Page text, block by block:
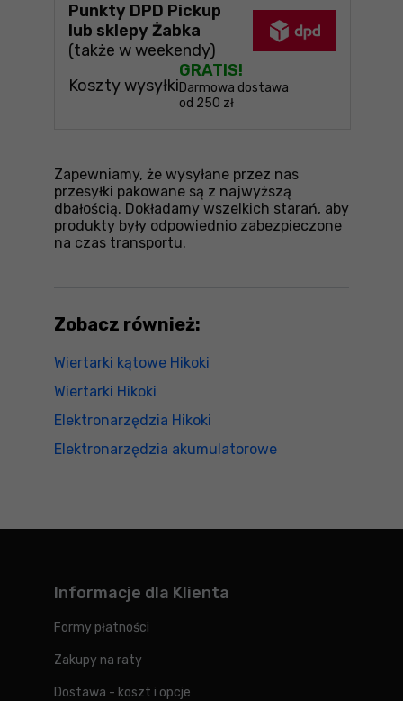
Punkty DPD Pickup
lub sklepy Żabka
(także w weekendy)
Koszty wysyłki
GRATIS!
Darmowa dostawa
od 250 zł
Zapewniamy, że wysyłane przez nas
przesyłki pakowane są z najwyższą
dbałością. Dokładamy wszelkich starań, aby
produkty były odpowiednio zabezpieczone
na czas transportu.
Zobacz również:
Wiertarki kątowe Hikoki
Wiertarki Hikoki
Elektronarzędzia Hikoki
Elektronarzędzia akumulatorowe
Informacje dla Klienta
Formy płatności
Zakupy na raty
Dostawa - koszt i opcje